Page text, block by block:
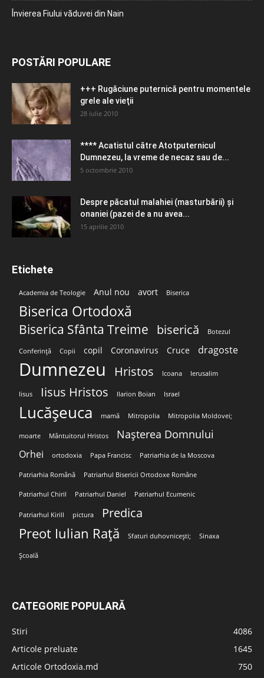
Învierea Fiului văduvei din Nain
POSTĂRI POPULARE
+++ Rugăciune puternică pentru momentele
grele ale vieţii
28 iulie 2010
**** Acatistul către Atotputernicul
Dumnezeu, la vreme de necaz sau de...
5 octombrie 2010
Despre păcatul malahiei (masturbării) şi
onaniei (pazei de a nu avea...
15 aprilie 2010
Etichete
Academia de Teologie Anul nou avort Biserica
Biserica Ortodoxă
Biserica Sfânta Treime biserică Botezul
Conferință Copii copil Coronavirus Cruce dragoste
Dumnezeu Hristos Icoana Ierusalim
Iisus Iisus Hristos Ilarion Boian Israel
Lucășeuca mamă Mitropolia Mitropolia Moldovei;
moarte Mântuitorul Hristos Nașterea Domnului
Orhei ortodoxia Papa Francisc Patriarhia de la Moscova
Patriarhia Română Patriarhul Bisericii Ortodoxe Române
Patriarhul Chiril Patriarhul Daniel Patriarhul Ecumenic
Patriarhul Kirill pictura Predica
Preot Iulian Rață Sfaturi duhovnicești; Sinaxa
Școală
CATEGORIE POPULARĂ
Stiri
4086
Articole preluate
1645
Articole Ortodoxia.md
750